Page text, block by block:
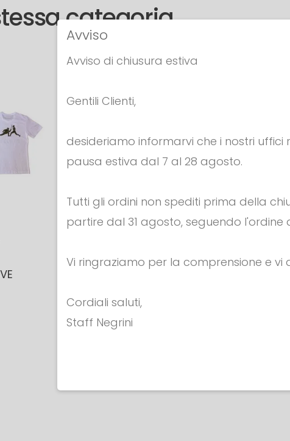
categoria
Avviso
Avviso di chiusura estiva
Gentili Clienti,
desideriamo informarvi che i nostri uffici
pausa estiva dal 7 al 28 agosto.
Tutti gli ordini non spediti prima della
partire dal 31 agosto, seguendo l'ordine
Vi ringraziamo per la comprensione e
Cordiali saluti,
Staff Negrini